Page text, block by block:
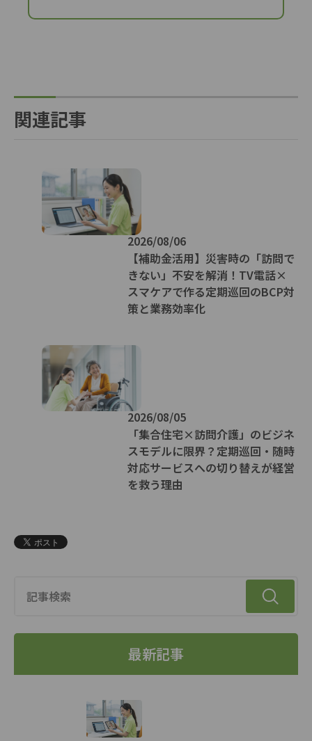
関連記事
2026/08/06
【補助金活用】災害時の「訪問で
きない」不安を解消！TV電話×
スマケアで作る定期巡回のBCP対
策と業務効率化
2026/08/05
「集合住宅×訪問介護」のビジネ
スモデルに限界？定期巡回・随時
対応サービスへの切り替えが経営
を救う理由
最新記事